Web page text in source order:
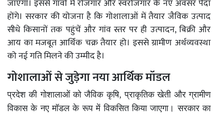
जाएगा। इससे गांवों में रोजगार और स्वरोजगार के नए अवसर पैदा
होंगे। सरकार की योजना है कि गोशालाओं में तैयार जैविक उत्पाद
सीधे किसानों तक पहुंचें और गांव स्तर पर ही उत्पादन, बिक्री और
आय का मजबूत आर्थिक चक्र तैयार हो। इससे ग्रामीण अर्थव्यवस्था
को नई गति मिलने की उम्मीद है।
गोशालाओं से जुड़ेगा नया आर्थिक मॉडल
प्रदेश की गोशालाओं को जैविक कृषि, प्राकृतिक खेती और ग्रामीण
विकास के नए मॉडल के रूप में विकसित किया जाएगा। सरकार का